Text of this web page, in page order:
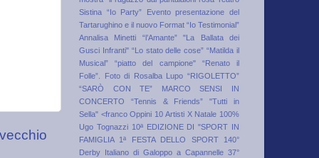
Sistina “Io Party” Evento presentazione del
Tartarughino e il nuovo Format “Io Testimonial”
Annalisa Minetti
“l’Amante”
"La Ballata dei
Gusci Infranti" “Lo stato delle cose” “Matilda il
Musical”
“piatto del campione"
“Renato il
Folle”. Foto di Rosalba Lupo “RIGOLETTO”
“SARÒ CON TE” MARCO SENSI IN
CONCERTO
“Tennis & Friends”
"Tutti in
Sella" <franco Oppini 10 Artisti X Natale 100%
Ugo Tognazzi 10ª EDIZIONE DI "SPORT IN
FAMIGLIA 1ª FESTA DELLO SPORT
140°
Derby Italiano di Galoppo a Capannelle 37°